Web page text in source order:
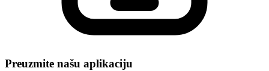
Preuzmite našu aplikaciju